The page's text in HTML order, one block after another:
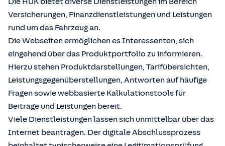
Versicherungen, Finanzdienstleistungen und Leistungen
rund um das Fahrzeug an.
Die Webseiten ermöglichen es Interessenten, sich
eingehend über das Produktportfolio zu informieren.
Hierzu stehen Produktdarstellungen, Tarifübersichten,
Leistungsgegenüberstellungen, Antworten auf häufige
Fragen sowie webbasierte Kalkulationstools für
Beiträge und Leistungen bereit.
Viele Dienstleistungen lassen sich unmittelbar über das
Internet beantragen. Der digitale Abschlussprozess